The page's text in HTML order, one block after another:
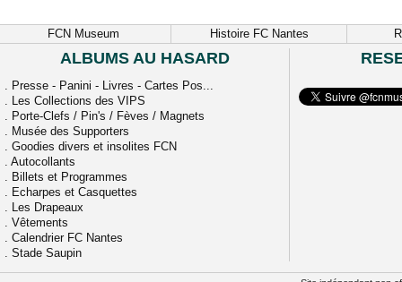
FCN Museum Histoire FC Nantes
ALBUMS AU HASARD
. Presse - Panini - Livres - Cartes Pos...
. Les Collections des VIPS
. Porte-Clefs / Pin's / Fèves / Magnets
. Musée des Supporters
. Goodies divers et insolites FCN
. Autocollants
. Billets et Programmes
. Echarpes et Casquettes
. Les Drapeaux
. Vêtements
. Calendrier FC Nantes
. Stade Saupin